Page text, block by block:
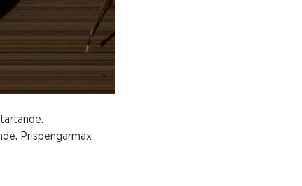
Prispengarmax